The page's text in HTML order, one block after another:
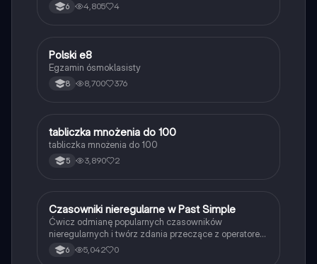
6 4,805 4
Język polski
Polski e8
Egzamin ósmoklasisty
8 8,700 376
TMatematyka
tabliczka mnożenia do 100
tabliczka mnożenia do 100
5 3,890 2
CJęzyk angielski
Czasowniki nieregularne w Past Simple
Ćwicz odmianę popularnych czasowników
nieregularnych i twórz zdania przeczące z operatorem
didn't w czasie Past Simple.
6 5,042 0